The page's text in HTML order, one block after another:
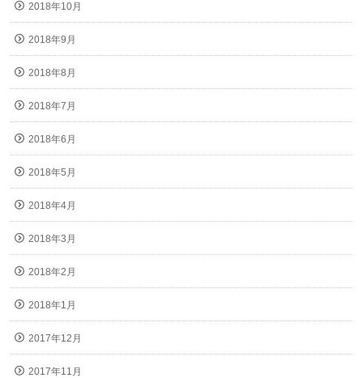
2018年10月
2018年9月
2018年8月
2018年7月
2018年6月
2018年5月
2018年4月
2018年3月
2018年2月
2018年1月
2017年12月
2017年11月